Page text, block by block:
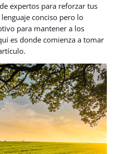
expertos para reforzar tus
conciso pero lo
para mantener a los
es donde comienza a tomar